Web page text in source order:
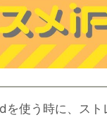
を使う時に、スト